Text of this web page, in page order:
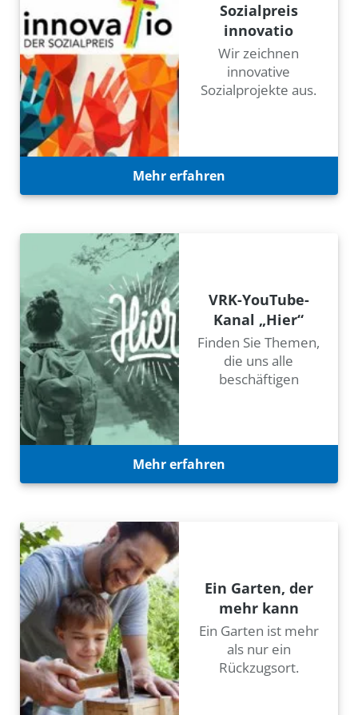
Sozialpreis
innovatio
Wir zeichnen
innovative
Sozialprojekte aus.
Mehr erfahren
VRK-YouTube-
Kanal „Hier“
Finden Sie Themen,
die uns alle
beschäftigen
Mehr erfahren
Ein Garten, der
mehr kann
Ein Garten ist mehr
als nur ein
Rückzugsort.